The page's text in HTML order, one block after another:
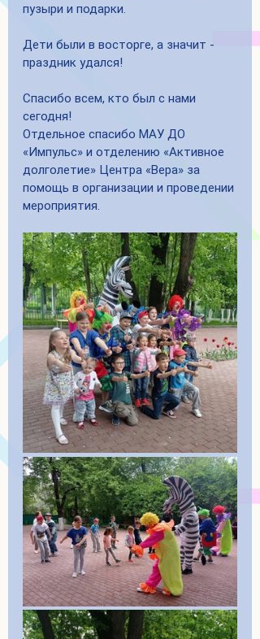
пузыри и подарки.
Дети были в восторге, а значит -
праздник удался!
Спасибо всем, кто был с нами
сегодня!
Отдельное спасибо МАУ ДО
«Импульс» и отделению «Активное
долголетие» Центра «Вера» за
помощь в организации и проведении
мероприятия.